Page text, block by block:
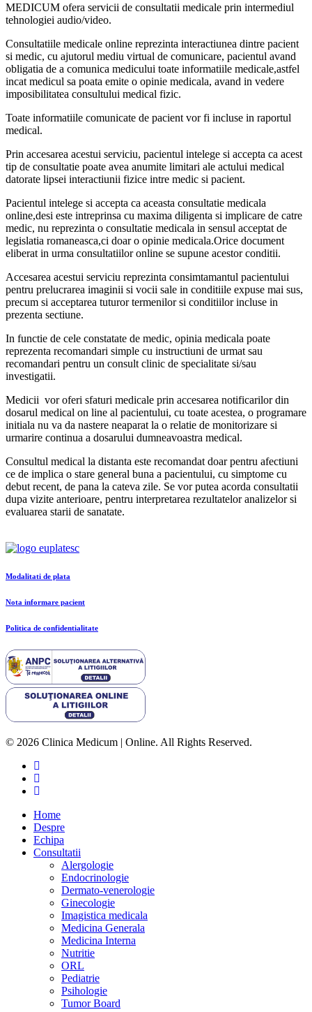
MEDICUM ofera servicii de consultatii medicale prin intermediul
tehnologiei audio/video.
Consultatiile medicale online reprezinta interactiunea dintre pacient
si medic, cu ajutorul mediu virtual de comunicare, pacientul avand
obligatia de a comunica medicului toate informatiile medicale,astfel
incat medicul sa poata emite o opinie medicala, avand in vedere
imposibilitatea consultului medical fizic.
Toate informatiile comunicate de pacient vor fi incluse in raportul
medical.
Prin accesarea acestui serviciu, pacientul intelege si accepta ca acest
tip de consultatie poate avea anumite limitari ale actului medical
datorate lipsei interactiunii fizice intre medic si pacient.
Pacientul intelege si accepta ca aceasta consultatie medicala
online,desi este intreprinsa cu maxima diligenta si implicare de catre
medic, nu reprezinta o consultatie medicala in sensul acceptat de
legislatia romaneasca,ci doar o opinie medicala.Orice document
eliberat in urma consultatiilor online se supune acestor conditii.
Accesarea acestui serviciu reprezinta consimtamantul pacientului
pentru prelucrarea imaginii si vocii sale in conditiile expuse mai sus,
precum si acceptarea tuturor termenilor si conditiilor incluse in
prezenta sectiune.
In functie de cele constatate de medic, opinia medicala poate
reprezenta recomandari simple cu instructiuni de urmat sau
recomandari pentru un consult clinic de specialitate si/sau
investigatii.
Medicii vor oferi sfaturi medicale prin accesarea notificarilor din
dosarul medical on line al pacientului, cu toate acestea, o programare
initiala nu va da nastere neaparat la o relatie de monitorizare si
urmarire continua a dosarului dumneavoastra medical.
Consultul medical la distanta este recomandat doar pentru afectiuni
ce de implica o stare general buna a pacientului, cu simptome cu
debut recent, de pana la cateva zile. Se vor putea acorda consultatii
dupa vizite anterioare, pentru interpretarea rezultatelor analizelor si
evaluarea starii de sanatate.
Modalitati de plata
Nota informare pacient
Politica de confidentialitate
© 2026 Clinica Medicum | Online. All Rights Reserved.
Home
Despre
Echipa
Consultatii
Alergologie
Endocrinologie
Dermato-venerologie
Ginecologie
Imagistica medicala
Medicina Generala
Medicina Interna
Nutritie
ORL
Pediatrie
Psihologie
Tumor Board